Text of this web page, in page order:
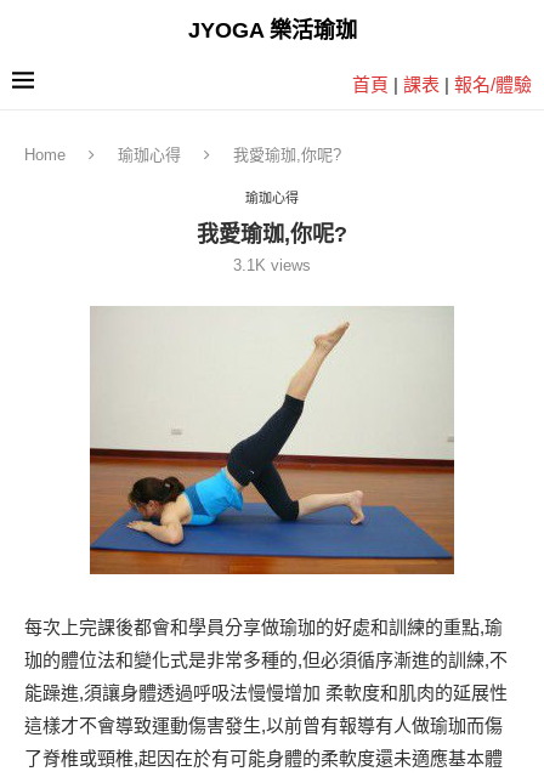
JYOGA 樂活瑜珈
首頁 | 課表 | 報名/體驗
Home 瑜珈心得 我愛瑜珈,你呢?
瑜珈心得
我愛瑜珈,你呢?
3.1K views
每次上完課後都會和學員分享做瑜珈的好處和訓練的重點,瑜
珈的體位法和變化式是非常多種的,但必須循序漸進的訓練,不
能躁進,須讓身體透過呼吸法慢慢增加 柔軟度和肌肉的延展性
這樣才不會導致運動傷害發生,以前曾有報導有人做瑜珈而傷
了脊椎或頸椎,起因在於有可能身體的柔軟度還未適應基本體